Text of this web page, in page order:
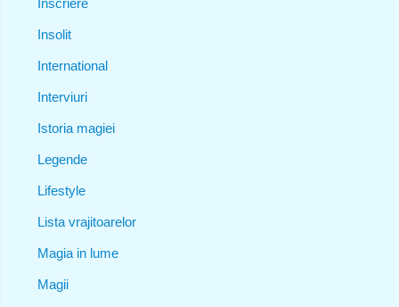
Inscriere
Insolit
International
Interviuri
Istoria magiei
Legende
Lifestyle
Lista vrajitoarelor
Magia in lume
Magii